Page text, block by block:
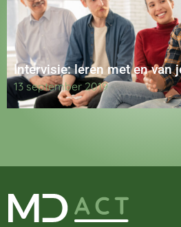
Intervisie: leren met en van
13 september 2019